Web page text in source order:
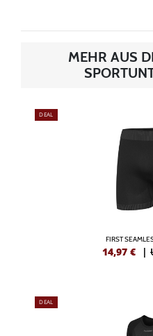
MEHR AUS
DEAL
FIRST
14,97 € |
DEAL